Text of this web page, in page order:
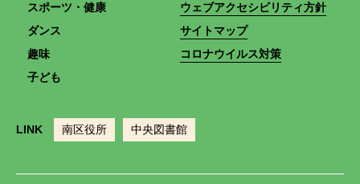
スポーツ・健康
ダンス
趣味
子ども
ウェブアクセシビリティ方針
サイトマップ
コロナウイルス対策
LINK 南区役所 中央図書館